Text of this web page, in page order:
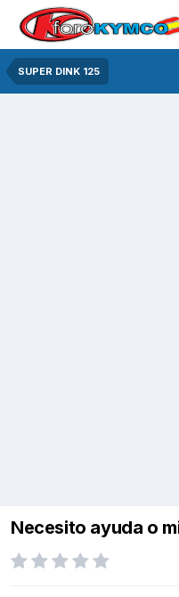
SUPER DINK 125
Necesito ayuda o